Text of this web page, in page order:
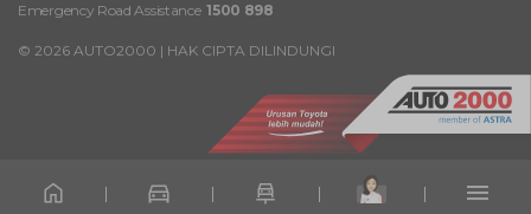
Emergency Road Assistance 1500 898
© 2026 AUTO2000 | HAK CIPTA DILINDUNGI